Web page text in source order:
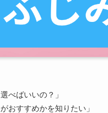
べばいいの？」
おすすめかを知りたい」